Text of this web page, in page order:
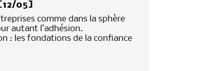
05]
comme dans la sphère
autant l’adhésion.
: les fondations de la confiance